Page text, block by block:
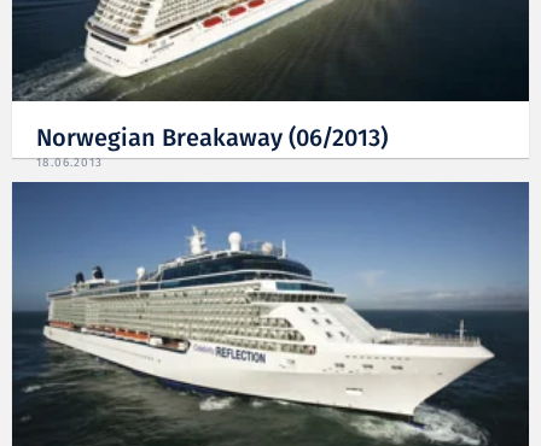
Norwegian Breakaway (06/2013)
18.06.2013